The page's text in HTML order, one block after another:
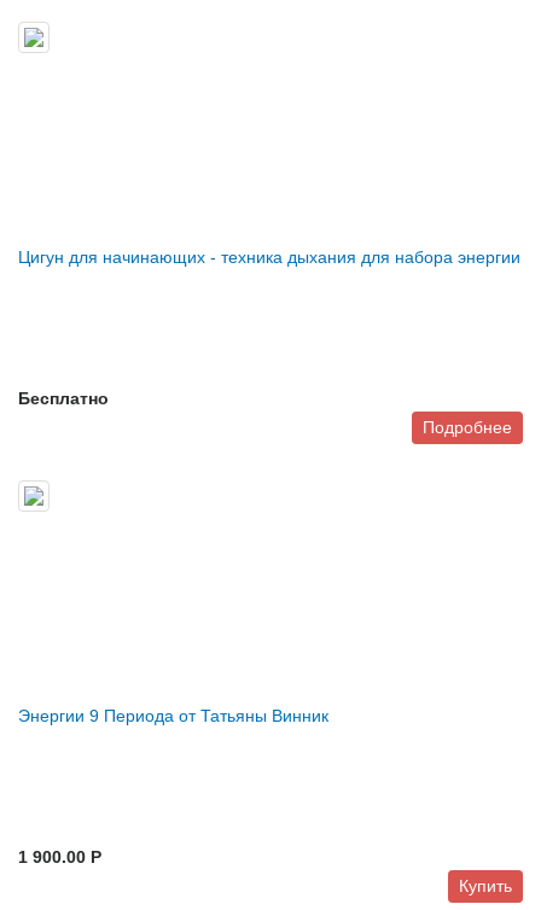
Цигун для начинающих - техника дыхания для набора энергии
Бесплатно
Подробнее
Энергии 9 Периода от Татьяны Винник
1 900.00 P
Купить